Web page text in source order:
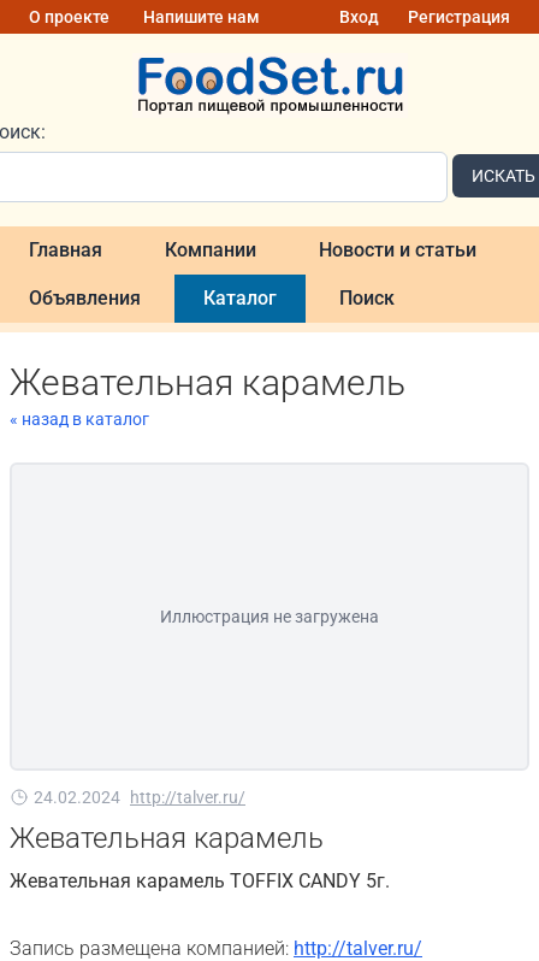
О проекте Напишите нам Вход Регистрация
ИСКАТЬ
Главная Компании Новости и статьи
Объявления Каталог Поиск
Жевательная карамель
« назад в каталог
Иллюстрация не загружена
24.02.2024 http://talver.ru/
Жевательная карамель
Жевательная карамель TOFFIX CANDY 5г.
Запись размещена компанией: http://talver.ru/